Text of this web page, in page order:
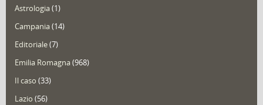
Astrologia(1)
Campania(14)
Editoriale(7)
Emilia Romagna(968)
Il caso (33)
Lazio (56)